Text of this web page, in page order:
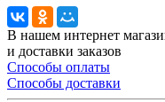
В нашем интернет
и доставки заказов
Способы оплаты
Способы доставки